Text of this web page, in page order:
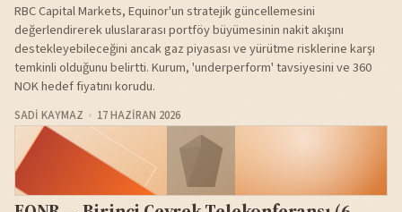
RBC Capital Markets, Equinor'un stratejik güncellemesini
değerlendirerek uluslararası portföy büyümesinin nakit akışını
destekleyebileceğini ancak gaz piyasası ve yürütme risklerine karşı
temkinli olduğunu belirtti. Kurum, 'underperform' tavsiyesini ve 360
NOK hedef fiyatını korudu.
SADI KAYMAZ 17 HAZIRAN 2026